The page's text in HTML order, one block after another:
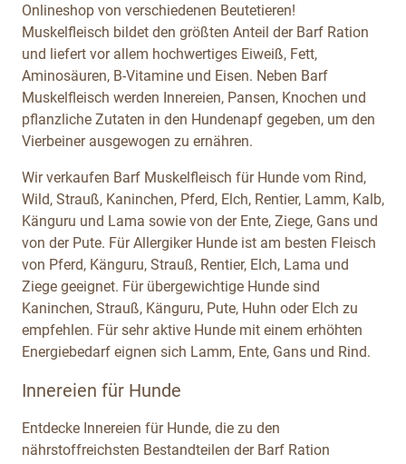
Onlineshop von verschiedenen Beutetieren!
Muskelfleisch bildet den größten Anteil der Barf Ration
und liefert vor allem hochwertiges Eiweiß, Fett,
Aminosäuren, B-Vitamine und Eisen. Neben Barf
Muskelfleisch werden Innereien, Pansen, Knochen und
pflanzliche Zutaten in den Hundenapf gegeben, um den
Vierbeiner ausgewogen zu ernähren.
Wir verkaufen Barf Muskelfleisch für Hunde vom Rind,
Wild, Strauß, Kaninchen, Pferd, Elch, Rentier, Lamm, Kalb,
Känguru und Lama sowie von der Ente, Ziege, Gans und
von der Pute. Für Allergiker Hunde ist am besten Fleisch
von Pferd, Känguru, Strauß, Rentier, Elch, Lama und
Ziege geeignet. Für übergewichtige Hunde sind
Kaninchen, Strauß, Känguru, Pute, Huhn oder Elch zu
empfehlen. Für sehr aktive Hunde mit einem erhöhten
Energiebedarf eignen sich Lamm, Ente, Gans und Rind.
Innereien für Hunde
Entdecke Innereien für Hunde, die zu den
nährstoffreichsten Bestandteilen der Barf Ration